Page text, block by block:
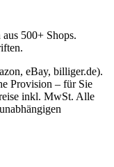
500+ Shops.
eBay, billiger.de).
Provision – für Sie
inkl. MwSt. Alle